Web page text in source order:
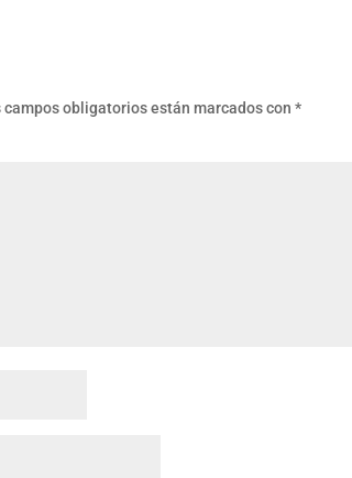
campos obligatorios están marcados con *